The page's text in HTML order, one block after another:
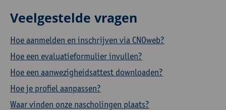
Veelgestelde vragen
Hoe aanmelden en inschrijven via CNOweb?
Hoe een evaluatieformulier invullen?
Hoe een aanwezigheidsattest downloaden?
Hoe je profiel aanpassen?
Waar vinden onze nascholingen plaats?